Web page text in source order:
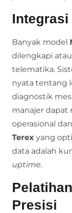
Integrasi
Banyak model
dilengkapi
telematika.
nyata tentang
diagnostik
manajer dapat
operasional
Terex yang
data adalah
uptime.
Presisi